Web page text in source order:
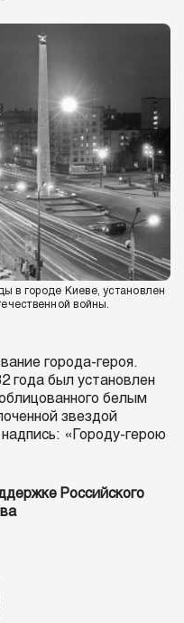
в городе Киеве, установлен
войны.
города-героя.
года был установлен
белым
звездой
«Городу-герою
Российского